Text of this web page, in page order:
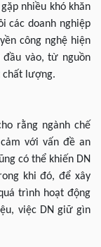
nhiều khó khăn
các doanh nghiệp
công nghệ hiện
đầu vào, từ nguồn
chất lượng.
rằng ngành chế
với vấn đề an
có thể khiến DN
khi đó, để xây
trình hoạt động
việc DN giữ gìn